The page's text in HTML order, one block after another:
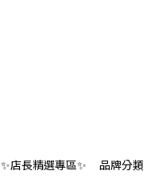
✨店長精選專區✨ 品牌分類